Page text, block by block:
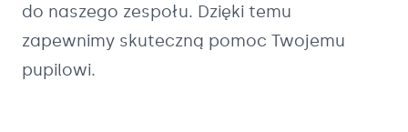
do naszego zespołu. Dzięki temu
zapewnimy skuteczną pomoc Twojemu
pupilowi.